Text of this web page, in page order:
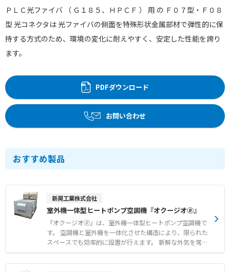
ＰＬＣ光ファイバ （ Ｇ１８５、ＨＰＣＦ ） 用 の Ｆ０７型・Ｆ０８
型 光コネクタは 光ファイバの側面を特殊形状金属部材で弾性的に保
持する方式のため、環境の変化に耐えやすく、安定した性能を誇り
ます。
PDFダウンロード
お問い合わせ
おすすめ製品
新晃工業株式会社
室外機一体型ヒートポンプ空調機『オクージオ🄬』
『オクージオ🄬』は、室外機一体型ヒートポンプ空調機で
す。 空調機と室外機を一体化させた構造により、限られた
スペースでも効率的に設置が行えます。 新鮮な外気を常時
取り入れる全外気システムを採用しており、屋内の空気環
境を快適に維持します。 オプションのドライモジュールを